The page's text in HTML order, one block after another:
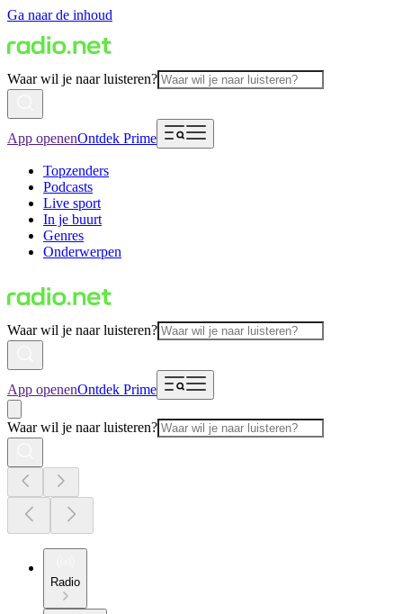
Ga naar de inhoud
Waar wil je naar luisteren?
App openenOntdek Prime
Topzenders
Podcasts
Live sport
In je buurt
Genres
Onderwerpen
Waar wil je naar luisteren?
App openenOntdek Prime
Waar wil je naar luisteren?
Radio